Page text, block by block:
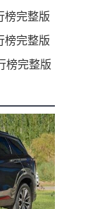
榜完整版
榜完整版
榜完整版